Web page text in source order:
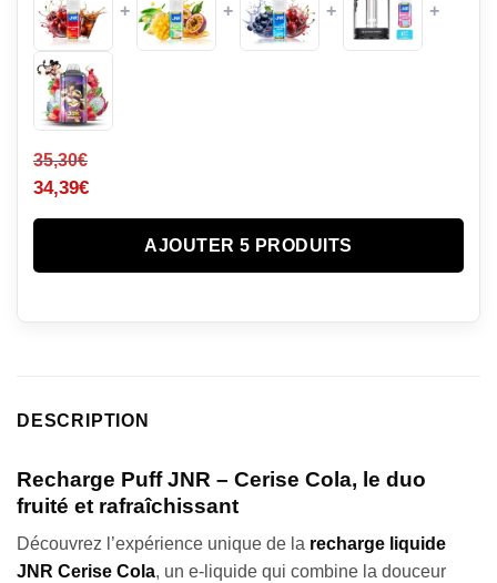
+ + + +
35,30€
34,39€
AJOUTER 5 PRODUITS
DESCRIPTION
Recharge Puff JNR – Cerise Cola, le duo
fruité et rafraîchissant
Découvrez l’expérience unique de la recharge liquide
JNR Cerise Cola, un e-liquide qui combine la douceur